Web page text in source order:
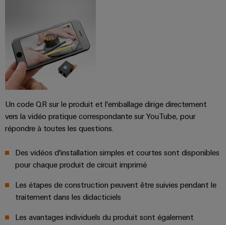
Un code QR sur le produit et l'emballage dirige directement
vers la vidéo pratique correspondante sur YouTube, pour
répondre à toutes les questions.
Des vidéos d'installation simples et courtes sont disponibles
pour chaque produit de circuit imprimé
Les étapes de construction peuvent être suivies pendant le
traitement dans les didacticiels
Les avantages individuels du produit sont également